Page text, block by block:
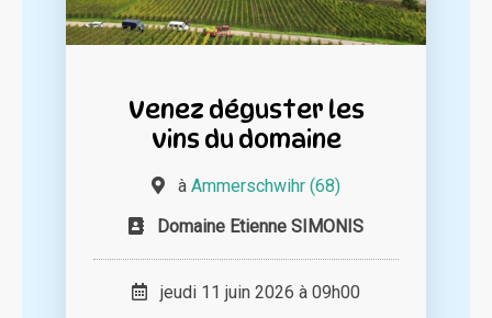
Venez déguster les
vins du domaine
à Ammerschwihr (68)
Domaine Etienne SIMONIS
jeudi 11 juin 2026 à 09h00